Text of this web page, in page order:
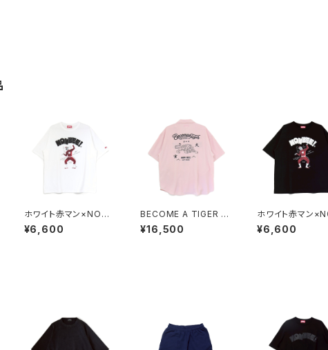
ホワイト赤マン×NONB
EE! COLLABORATIO
N TEE white/black
¥6,600
BECOME A TIGER E
MBROIDERED HALF
SLEEVE SHIRTS ligh
¥16,500
ホワイト赤マン
EE!
N TEE black/
¥6,600